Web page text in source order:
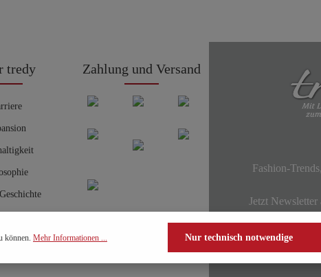
tredy Zahlung und Versand
Fashion-
Jetzt
können. Mehr Informationen ... Nur technisch notwendige